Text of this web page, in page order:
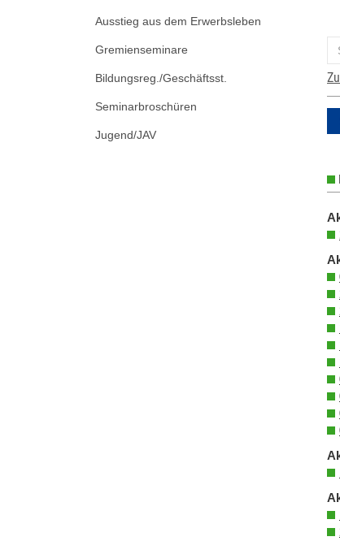
Ausstieg aus dem Erwerbsleben
Gremienseminare
Bildungsreg./Geschäftsst.
Seminarbroschüren
Jugend/JAV